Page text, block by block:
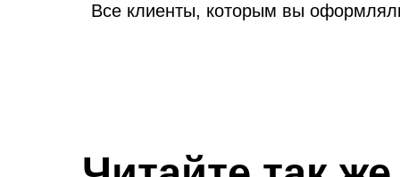
Все клиенты, которым вы